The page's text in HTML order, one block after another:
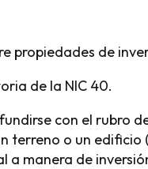
propiedades de
de la NIC 40.
con el rubro
terreno o un
manera de